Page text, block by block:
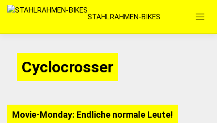
Zum
springen
STAHLRAHMEN-BIKES
Cyclocrosser
Movie-Monday: Endliche normale Leute!